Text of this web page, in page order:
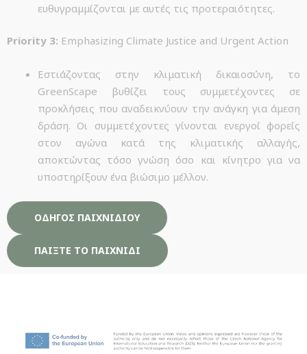
ευθυγραμμίζονται με αυτές τις προτεραιότητες.
Priority 3: Emphasizing Climate Justice and Urgent Action
Εστιάζοντας στην κλιματική δικαιοσύνη, το
GreenScape βυθίζει τους συμμετέχοντες σε
προκλήσεις που αναδεικνύουν την ανάγκη για άμεση
δράση. Οι συμμετέχοντες γίνονται ενεργοί φορείς
στον αγώνα κατά της κλιματικής αλλαγής,
αποκτώντας τόσο γνώση όσο και κίνητρο για να
υποστηρίξουν ένα βιώσιμο μέλλον.
ΟΔΗΓΟΣ ΠΑΙΧΝΙΔΙΟΥ
ΠΑΙΞΤΕ ΤΟ ΠΑΙΧΝΙΔΙ